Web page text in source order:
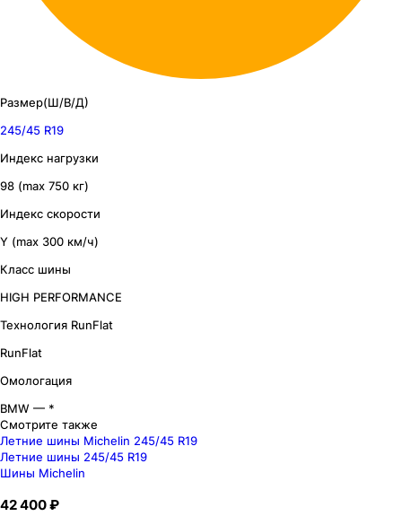
Размер(Ш/В/Д)
245/45 R19
Индекс нагрузки
98 (max 750 кг)
Индекс скорости
Y (max 300 км/ч)
Класс шины
HIGH PERFORMANCE
Технология RunFlat
RunFlat
Омологация
BMW — *
Смотрите также
Летние шины Michelin 245/45 R19
Летние шины 245/45 R19
Шины Michelin
42 400 ₽